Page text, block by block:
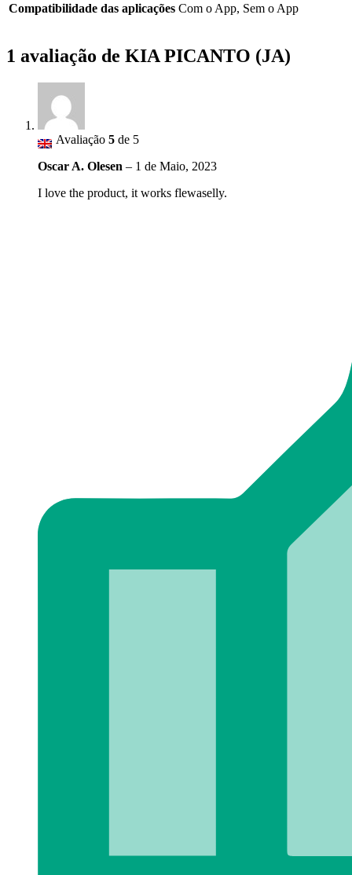
Compatibilidade das aplicações Com o App, Sem o App
1 avaliação de KIA PICANTO (JA)
Avaliação 5 de 5
Oscar A. Olesen – 1 de Maio, 2023
I love the product, it works flewaselly.